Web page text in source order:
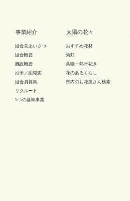
事業紹介
組合長あいさつ
組合概要
施設概要
沿革／組織図
組合員募集
リクルート
5つの基幹事業
太陽の花々
おすすめ花材
菊類
葉物・熱帯花き
花のあるくらし
県内のお花屋さん検索